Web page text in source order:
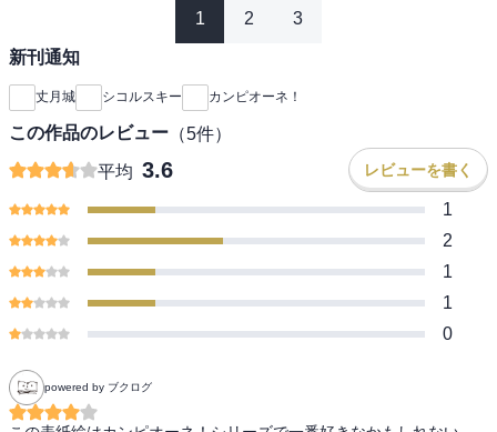
1 2 3
新刊通知
丈月城 シコルスキー カンピオーネ！
この作品のレビュー （5件）
平均 3.6 レビューを書く
1
2
1
1
0
powered by ブクログ